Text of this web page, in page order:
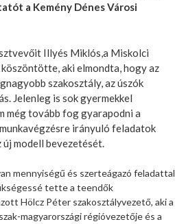
a Kemény Dénes Városi
Illyés Miklós,a Miskolci
aki elmondta, hogy az
szakosztály, az úszók
Jelenleg is sok gyermekkel
még tovább fog gyarapodni a
irányuló feladatok
modell bevezetését.
mennyiségű és szerteágazó feladattal
tette a teendők
Hölcz Péter szakosztályvezető, aki a
magyarországi régióvezetője és a